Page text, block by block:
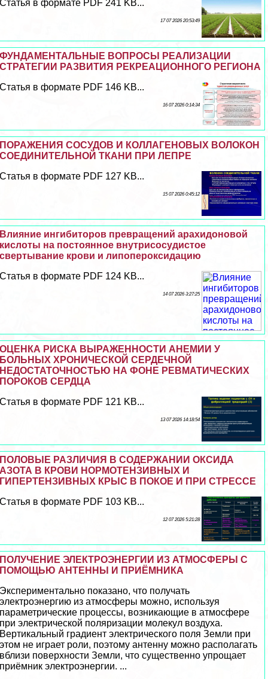
Статья в формате PDF 241 KB...
17 07 2026 20:53:49
ФУНДАМЕНТАЛЬНЫЕ ВОПРОСЫ РЕАЛИЗАЦИИ
СТРАТЕГИИ РАЗВИТИЯ РЕКРЕАЦИОННОГО РЕГИОНА
Статья в формате PDF 146 KB...
16 07 2026 0:14:34
ПОРАЖЕНИЯ СОСУДОВ И КОЛЛАГЕНОВЫХ ВОЛОКОН
СОЕДИНИТЕЛЬНОЙ ТКАНИ ПРИ ЛЕПРЕ
Статья в формате PDF 127 KB...
15 07 2026 0:45:12
Влияние ингибиторов превращений арахидоновой
кислоты на постоянное внутрисосудистое
свертывание крови и липопероксидацию
Статья в формате PDF 124 KB...
14 07 2026 3:27:25
ОЦЕНКА РИСКА ВЫРАЖЕННОСТИ АНЕМИИ У
БОЛЬНЫХ ХРОНИЧЕСКОЙ СЕРДЕЧНОЙ
НЕДОСТАТОЧНОСТЬЮ НА ФОНЕ РЕВМАТИЧЕСКИХ
ПОРОКОВ СЕРДЦА
Статья в формате PDF 121 KB...
13 07 2026 14:18:54
ПОЛОВЫЕ РАЗЛИЧИЯ В СОДЕРЖАНИИ ОКСИДА
АЗОТА В КРОВИ НОРМОТЕНЗИВНЫХ И
ГИПЕРТЕНЗИВНЫХ КРЫС В ПОКОЕ И ПРИ СТРЕССЕ
Статья в формате PDF 103 KB...
12 07 2026 5:21:28
ПОЛУЧЕНИЕ ЭЛЕКТРОЭНЕРГИИ ИЗ АТМОСФЕРЫ С
ПОМОЩЬЮ АНТЕННЫ И ПРИЁМНИКА
Экспериментально показано, что получать
электроэнергию из атмосферы можно, используя
параметрические процессы, возникающие в атмосфере
при электрической поляризации молекул воздуха.
Вертикальный градиент электрического поля Земли при
этом не играет роли, поэтому антенну можно располагать
вблизи поверхности Земли, что существенно упрощает
приёмник электроэнергии. ...